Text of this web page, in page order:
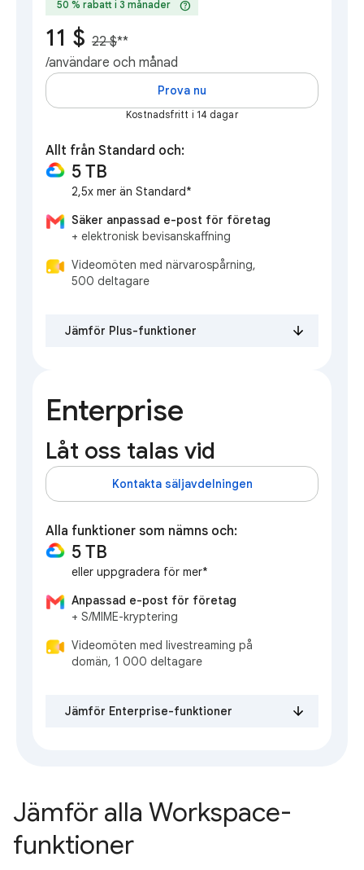
50 % rabatt i 3 månader help
11 $ 22 $**
/användare och månad
Prova nu
Kostnadsfritt i 14 dagar
Allt från Standard och:
5 TB
2,5x mer än Standard*
Säker anpassad e-post för företag
+ elektronisk bevisanskaffning
Videomöten med närvarospårning,
500 deltagare
Jämför Plus-funktioner
Enterprise
Låt oss talas vid
Kontakta säljavdelningen
Alla funktioner som nämns och:
5 TB
eller uppgradera för mer*
Anpassad e-post för företag
+ S/MIME-kryptering
Videomöten med livestreaming på
domän, 1 000 deltagare
Jämför Enterprise-funktioner
Jämför alla Workspace-
funktioner